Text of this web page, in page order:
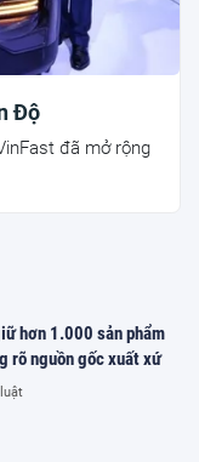
Độ
đã mở rộng
hơn 1.000 sản phẩm
rõ nguồn gốc xuất xứ